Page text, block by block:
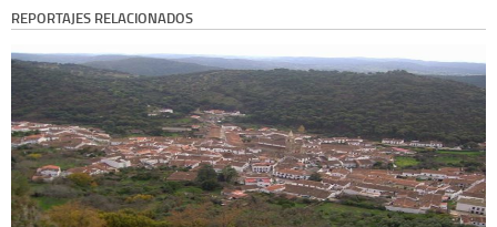
REPORTAJES RELACIONADOS